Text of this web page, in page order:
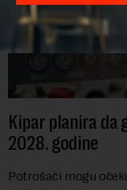
Kipar planira da
2028. godine
Potrošači mogu